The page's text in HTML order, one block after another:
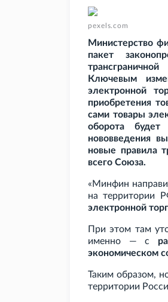
pexels.com
Министерство
пакет
Ключевым
электронной
приобретения
сами товары
оборота будет
нововведения
новые правила
всего Союза.
«Минфин
на территории
электронной
При этом там
именно — с
экономическом
Таким образом,
территории